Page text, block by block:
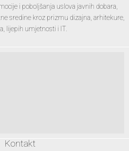
i poboljšanja uslova javnih dobara,
sredine kroz prizmu dizajna, arhitekure,
lijepih umjetnosti i IT.
Kontakt